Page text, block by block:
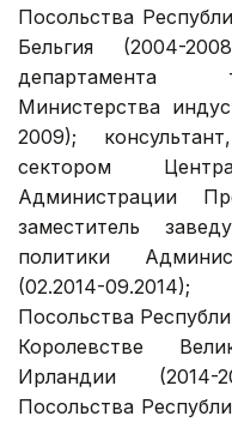
Посольства
Бельгия (2004-
департамента
Министерства
2009);
сектором
Администрации
заместитель
политики
(02.2014-
Посольства
Королевстве
Ирландии (2014-
Посольства